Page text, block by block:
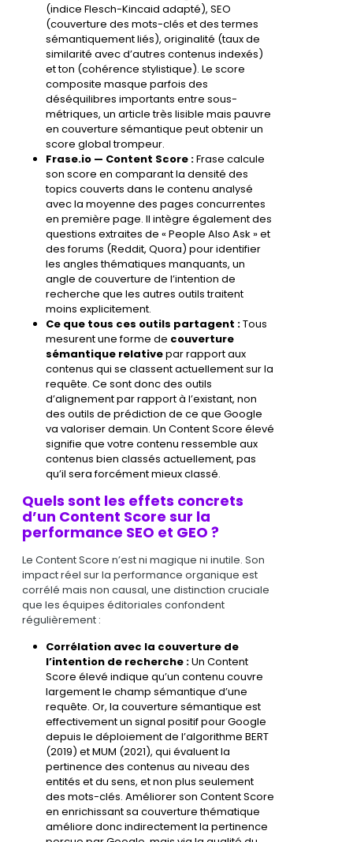
(indice Flesch-Kincaid adapté), SEO
(couverture des mots-clés et des termes
sémantiquement liés), originalité (taux de
similarité avec d’autres contenus indexés)
et ton (cohérence stylistique). Le score
composite masque parfois des
déséquilibres importants entre sous-
métriques, un article très lisible mais pauvre
en couverture sémantique peut obtenir un
score global trompeur.
Frase.io — Content Score :Frase calcule
son score en comparant la densité des
topics couverts dans le contenu analysé
avec la moyenne des pages concurrentes
en première page. Il intègre également des
questions extraites de « People Also Ask » et
des forums (Reddit, Quora) pour identifier
les angles thématiques manquants, un
angle de couverture de l’intention de
recherche que les autres outils traitent
moins explicitement.
Ce que tous ces outils partagent :Tous
mesurent une forme de couverture
sémantique relativepar rapport aux
contenus qui se classent actuellement sur la
requête. Ce sont donc des outils
d’alignement par rapport à l’existant, non
des outils de prédiction de ce que Google
va valoriser demain. Un Content Score élevé
signifie que votre contenu ressemble aux
contenus bien classés actuellement, pas
qu’il sera forcément mieux classé.
Quels sont les effets concrets
d’un Content Score sur la
performance SEO et GEO ?
Le Content Score n’est ni magique ni inutile. Son
impact réel sur la performance organique est
corrélé mais non causal, une distinction cruciale
que les équipes éditoriales confondent
régulièrement :
Corrélation avec la couverture de
l’intention de recherche :Un Content
Score élevé indique qu’un contenu couvre
largement le champ sémantique d’une
requête. Or, la couverture sémantique est
effectivement un signal positif pour Google
depuis le déploiement de l’algorithme BERT
(2019) et MUM (2021), qui évaluent la
pertinence des contenus au niveau des
entités et du sens, et non plus seulement
des mots-clés. Améliorer son Content Score
en enrichissant sa couverture thématique
améliore donc indirectement la pertinence